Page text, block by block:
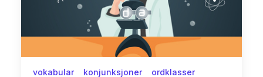
vokabular konjunksjoner ordklasser